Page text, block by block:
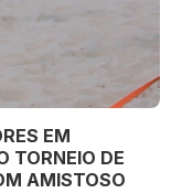
EM
TORNEIO DE
AMISTOSO